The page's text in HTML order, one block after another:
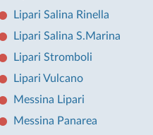
Lipari Salina Rinella
Lipari Salina S.Marina
Lipari Stromboli
Lipari Vulcano
Messina Lipari
Messina Panarea